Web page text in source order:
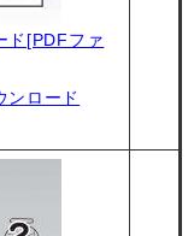
ド[PDFファ
ンロード